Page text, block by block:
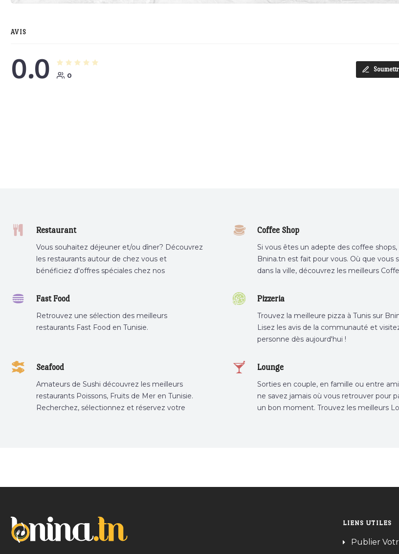
AVIS
0.0 0
Restaurant
Vous souhaitez déjeuner et/ou dîner? Découvrez
les restaurants autour de chez vous et
bénéficiez d'offres spéciales chez nos
Coffee Shop
Si vous êtes un adepte des coffee shops,
Bnina.tn est fait pour vous. Où que vous
dans la ville, découvrez les meilleurs
Fast Food
Retrouvez une sélection des meilleurs
restaurants Fast Food en Tunisie.
Pizzeria
Trouvez la meilleure pizza à Tunis sur
Lisez les avis de la communauté et
personne dès aujourd'hui !
Seafood
Amateurs de Sushi découvrez les meilleurs
restaurants Poissons, Fruits de Mer en Tunisie.
Recherchez, sélectionnez et réservez votre
Lounge
Sorties en couple, en famille ou entre
ne savez jamais où vous retrouver pour
un bon moment. Trouvez les meilleurs
LIENS UTILES
Publier